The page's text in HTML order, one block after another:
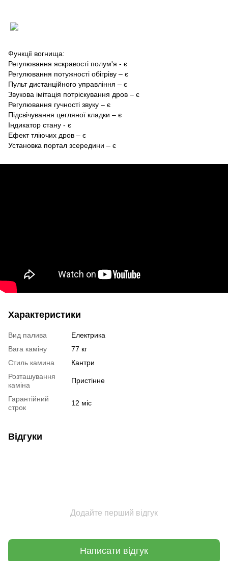
Функції вогнища:
Регулювання яскравості полум'я - є
Регулювання потужності обігріву – є
Пульт дистанційного управління – є
Звукова імітація потріскування дров – є
Регулювання гучності звуку – є
Підсвічування цегляної кладки – є
Індикатор стану - є
Ефект тліючих дров – є
Установка портал зсередини – є
Характеристики
Вид палива
Електрика
Вага каміну
77 кг
Стиль камина
Кантри
Розташування
каміна
Пристінне
Гарантійний
строк
12 міс
Відгуки
Додайте перший відгук
Написати відгук